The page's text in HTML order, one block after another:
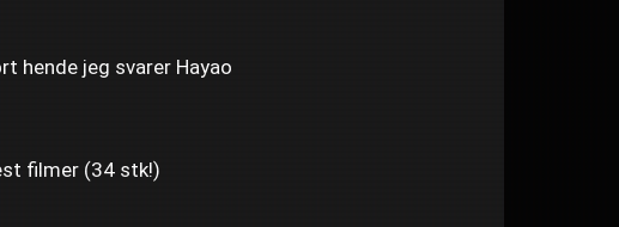
hende jeg svarer Hayao
filmer (34 stk!)